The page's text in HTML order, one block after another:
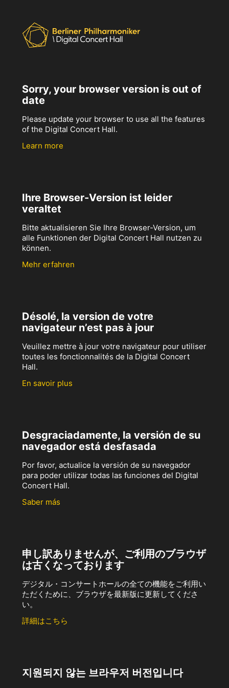
Sorry, your browser version is out of
date
Please update your browser to use all the features
of the Digital Concert Hall.
Learn more
Ihre Browser-Version ist leider
veraltet
Bitte aktualisieren Sie Ihre Browser-Version, um
alle Funktionen der Digital Concert Hall nutzen zu
können.
Mehr erfahren
Désolé, la version de votre
navigateur n’est pas à jour
Veuillez mettre à jour votre navigateur pour utiliser
toutes les fonctionnalités de la Digital Concert
Hall.
En savoir plus
Desgraciadamente, la versión de su
navegador está desfasada
Por favor, actualice la versión de su navegador
para poder utilizar todas las funciones del Digital
Concert Hall.
Saber más
申し訳ありませんが、ご利用のブラウザ
は古くなっております
デジタル・コンサートホールの全ての機能をご利用い
ただくために、ブラウザを最新版に更新してくださ
い。
詳細はこちら
지원되지 않는 브라우저 버전입니다